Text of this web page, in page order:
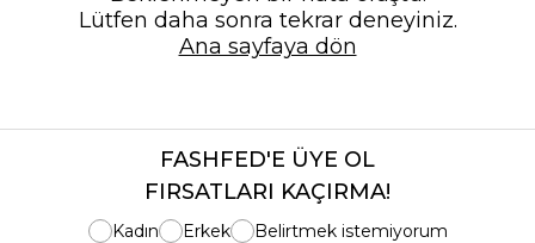
Lütfen daha sonra tekrar deneyiniz.
Ana sayfaya dön
FASHFED'E ÜYE OL
FIRSATLARI KAÇIRMA!
Kadın Erkek
Belirtmek istemiyorum